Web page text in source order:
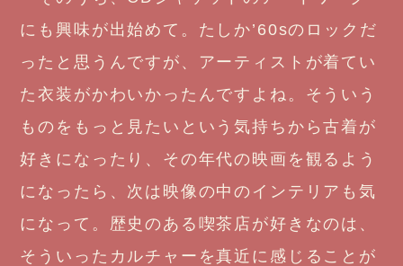
にも興味が出始めて。たしか’60sのロックだ
ったと思うんですが、アーティストが着てい
た衣装がかわいかったんですよね。そういう
ものをもっと見たいという気持ちから古着が
好きになったり、その年代の映画を観るよう
になったら、次は映像の中のインテリアも気
になって。歴史のある喫茶店が好きなのは、
そういったカルチャーを真近に感じることが